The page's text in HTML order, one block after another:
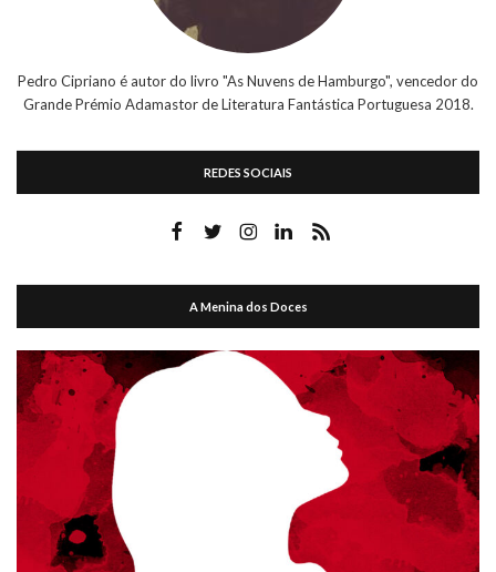
Pedro Cipriano é autor do livro "As Nuvens de Hamburgo", vencedor do
Grande Prémio Adamastor de Literatura Fantástica Portuguesa 2018.
REDES SOCIAIS
A Menina dos Doces